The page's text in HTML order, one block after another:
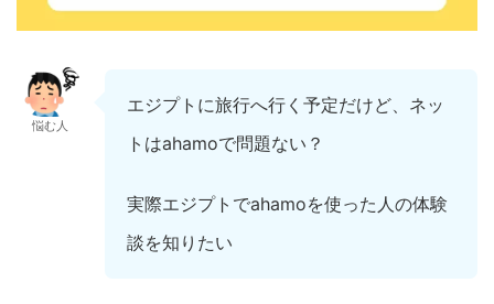
悩む人
エジプトに旅行へ行く予定だけど、ネッ
トはahamoで問題ない？
実際エジプトでahamoを使った人の体験
談を知りたい